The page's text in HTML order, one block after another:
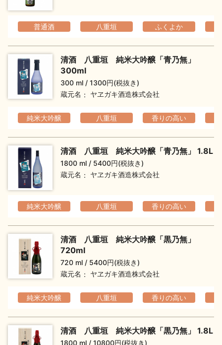
普通酒 八重垣 ふくよか
清酒 八重垣 純米大吟醸「青乃無」
300ml
300 ml
1300円(税抜き)
蔵元名
ヤヱガキ酒造株式会社
純米大吟醸 八重垣 香りの高い
清酒 八重垣 純米大吟醸「青乃無」 1.8L
1800 ml
5400円(税抜き)
蔵元名
ヤヱガキ酒造株式会社
純米大吟醸 八重垣 香りの高い
清酒 八重垣 純米大吟醸「黒乃無」
720ml
720 ml
5400円(税抜き)
蔵元名
ヤヱガキ酒造株式会社
純米大吟醸 八重垣 香りの高い
清酒 八重垣 純米大吟醸「黒乃無」 1.8L
1800 ml 10800円(税抜き)